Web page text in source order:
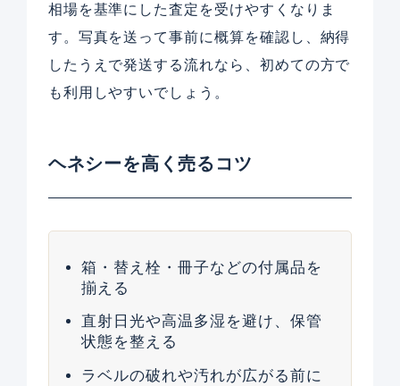
相場を基準にした査定を受けやすくなりま
す。写真を送って事前に概算を確認し、納得
したうえで発送する流れなら、初めての方で
も利用しやすいでしょう。
ヘネシーを高く売るコツ
箱・替え栓・冊子などの付属品を
揃える
直射日光や高温多湿を避け、保管
状態を整える
ラベルの破れや汚れが広がる前に